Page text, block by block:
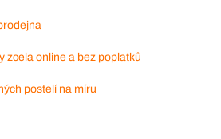
zcela online a bez poplatků
postelí na míru